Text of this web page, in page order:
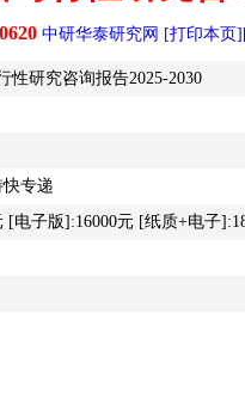
中研华泰研究网 [打印本页]
性研究咨询报告2025-2030
专递
[电子版]:16000元 [纸质+电子